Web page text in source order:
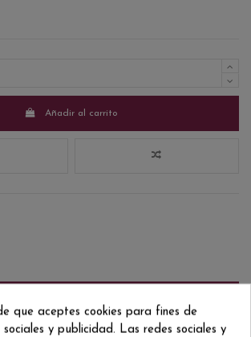
Añadir al carrito
que aceptes cookies para fines de
sociales y publicidad. Las redes sociales y